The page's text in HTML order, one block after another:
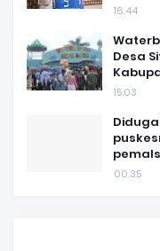
16.44
Desa
15.03
00.35